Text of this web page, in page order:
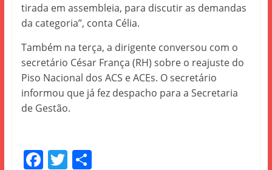
tirada em assembleia, para discutir as demandas
da categoria”, conta Célia.
Também na terça, a dirigente conversou com o
secretário César França (RH) sobre o reajuste do
Piso Nacional dos ACS e ACEs. O secretário
informou que já fez despacho para a Secretaria
de Gestão.
F T S